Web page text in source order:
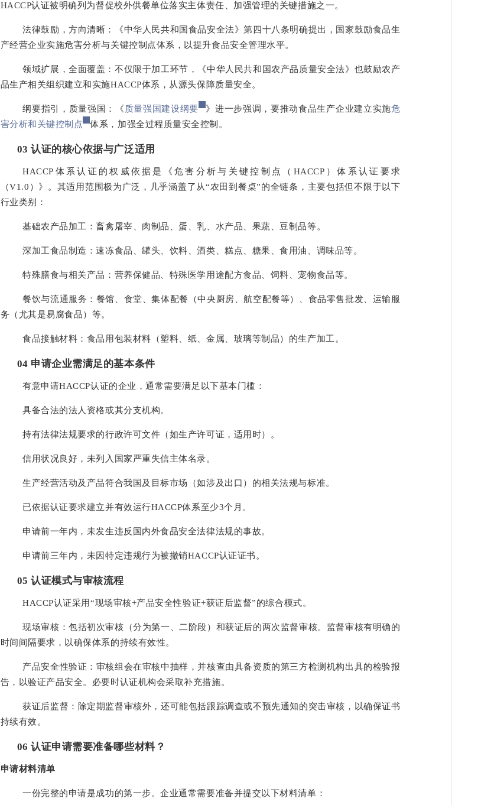
HACCP认证被明确列为督促校外供餐单位落实主体责任、加强管理的关键措施之一。
法律鼓励，方向清晰：《中华人民共和国食品安全法》第四十八条明确提出，国家鼓励食品生
产经营企业实施危害分析与关键控制点体系，以提升食品安全管理水平。
领域扩展，全面覆盖：不仅限于加工环节，《中华人民共和国农产品质量安全法》也鼓励农产
品生产相关组织建立和实施HACCP体系，从源头保障质量安全。
纲要指引，质量强国：《 质量强国建设纲要 》进一步强调，要推动食品生产企业建立实施危
害分析和关键控制点
体系，加强全过程质量安全控制。
03认证的核心依据与广泛适用
HACCP体系认证的权威依据是《危害分析与关键控制点（HACCP）体系认证要求
（V1.0）》。其适用范围极为广泛，几乎涵盖了从“农田到餐桌”的全链条，主要包括但不限于以下
行业类别：
基础农产品加工：畜禽屠宰、肉制品、蛋、乳、水产品、果蔬、豆制品等。
深加工食品制造：速冻食品、罐头、饮料、酒类、糕点、糖果、食用油、调味品等。
特殊膳食与相关产品：营养保健品、特殊医学用途配方食品、饲料、宠物食品等。
餐饮与流通服务：餐馆、食堂、集体配餐（中央厨房、航空配餐等）、食品零售批发、运输服
务（尤其是易腐食品）等。
食品接触材料：食品用包装材料（塑料、纸、金属、玻璃等制品）的生产加工。
04 申请企业需满足的基本条件
有意申请HACCP认证的企业，通常需要满足以下基本门槛：
具备合法的法人资格或其分支机构。
持有法律法规要求的行政许可文件（如生产许可证，适用时）。
信用状况良好，未列入国家严重失信主体名录。
生产经营活动及产品符合我国及目标市场（如涉及出口）的相关法规与标准。
已依据认证要求建立并有效运行HACCP体系至少3个月。
申请前一年内，未发生违反国内外食品安全法律法规的事故。
申请前三年内，未因特定违规行为被撤销HACCP认证证书。
05认证模式与审核流程
HACCP认证采用“现场审核+产品安全性验证+获证后监督”的综合模式。
现场审核：包括初次审核（分为第一、二阶段）和获证后的两次监督审核。监督审核有明确的
时间间隔要求，以确保体系的持续有效性。
产品安全性验证：审核组会在审核中抽样，并核查由具备资质的第三方检测机构出具的检验报
告，以验证产品安全。必要时认证机构会采取补充措施。
获证后监督：除定期监督审核外，还可能包括跟踪调查或不预先通知的突击审核，以确保证书
持续有效。
06认证申请需要准备哪些材料？
申请材料清单
一份完整的申请是成功的第一步。企业通常需要准备并提交以下材料清单：